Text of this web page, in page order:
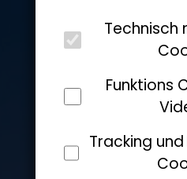
Technisch
Funktions
Tracking